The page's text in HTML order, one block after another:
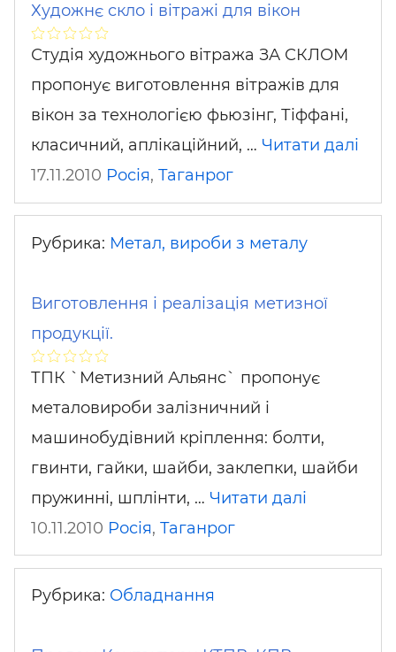
Художнє скло і вітражі для вікон
Студія художнього вітража ЗА СКЛОМ
пропонує виготовлення вітражів для
вікон за технологією фьюзінг, Тіффані,
класичний, аплікаційний, … Читати далі
17.11.2010 Росія, Таганрог
Рубрика: Метал, вироби з металу
Виготовлення і реалізація метизної
продукції.
ТПК `Метизний Альянс` пропонує
металовироби залізничний і
машинобудівний кріплення: болти,
гвинти, гайки, шайби, заклепки, шайби
пружинні, шплінти, … Читати далі
10.11.2010 Росія, Таганрог
Рубрика: Обладнання